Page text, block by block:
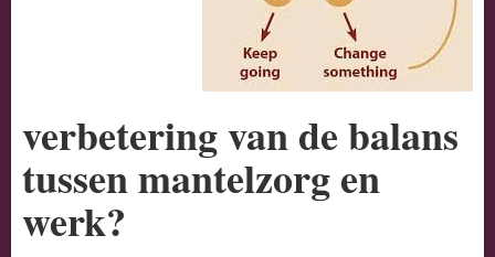
verbetering van de balans
tussen mantelzorg en
werk?